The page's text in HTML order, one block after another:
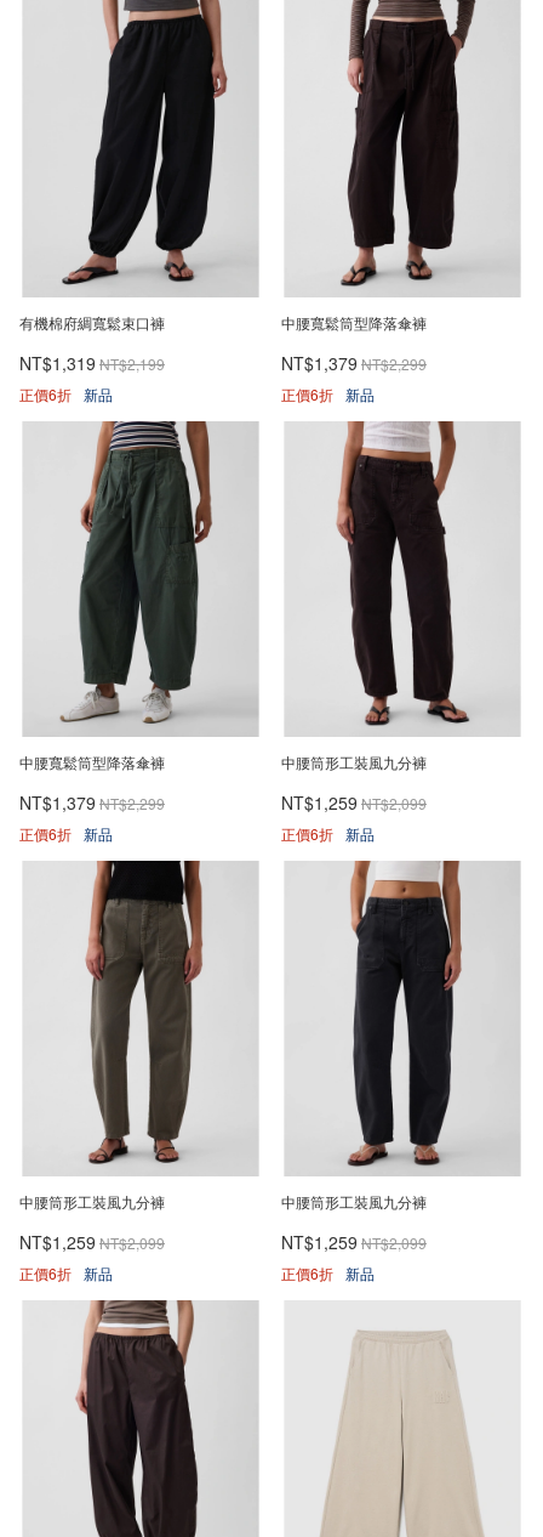
有機棉府綢寬鬆束口褲
NT$1,319 NT$2,199
正價6折 新品
中腰寬鬆筒型降落傘褲
NT$1,379 NT$2,299
正價6折 新品
中腰寬鬆筒型降落傘褲
NT$1,379 NT$2,299
正價6折 新品
中腰筒形工裝風九分褲
NT$1,259 NT$2,099
正價6折 新品
中腰筒形工裝風九分褲
NT$1,259 NT$2,099
正價6折 新品
中腰筒形工裝風九分褲
NT$1,259 NT$2,099
正價6折 新品